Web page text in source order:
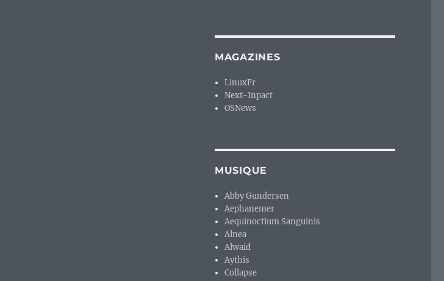
MAGAZINES
LinuxFr
Next-Inpact
OSNews
MUSIQUE
Abby Gundersen
Aephanemer
Aequinoctium Sanguinis
Alnea
Alwaid
Aythis
Collapse